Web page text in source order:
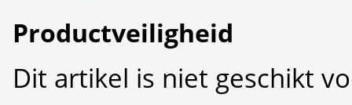
Productveiligheid
Dit artikel is niet geschikt